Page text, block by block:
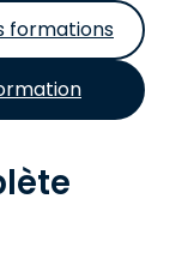
formations